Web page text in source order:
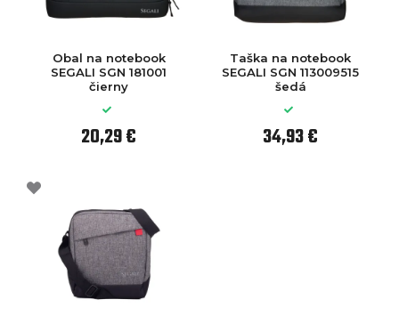
Obal na notebook
SEGALI SGN 181001
čierny
20,29 €
Taška na notebook
SEGALI SGN 113009515
šedá
34,93 €